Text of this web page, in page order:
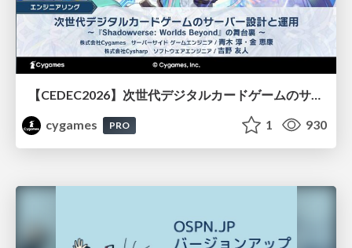
【CEDEC2026】次世代デジタルカードゲームのサーバー設計と運用 〜『Shadowverse: Worlds Beyond』の舞台裏～
cygames
PRO 1 930